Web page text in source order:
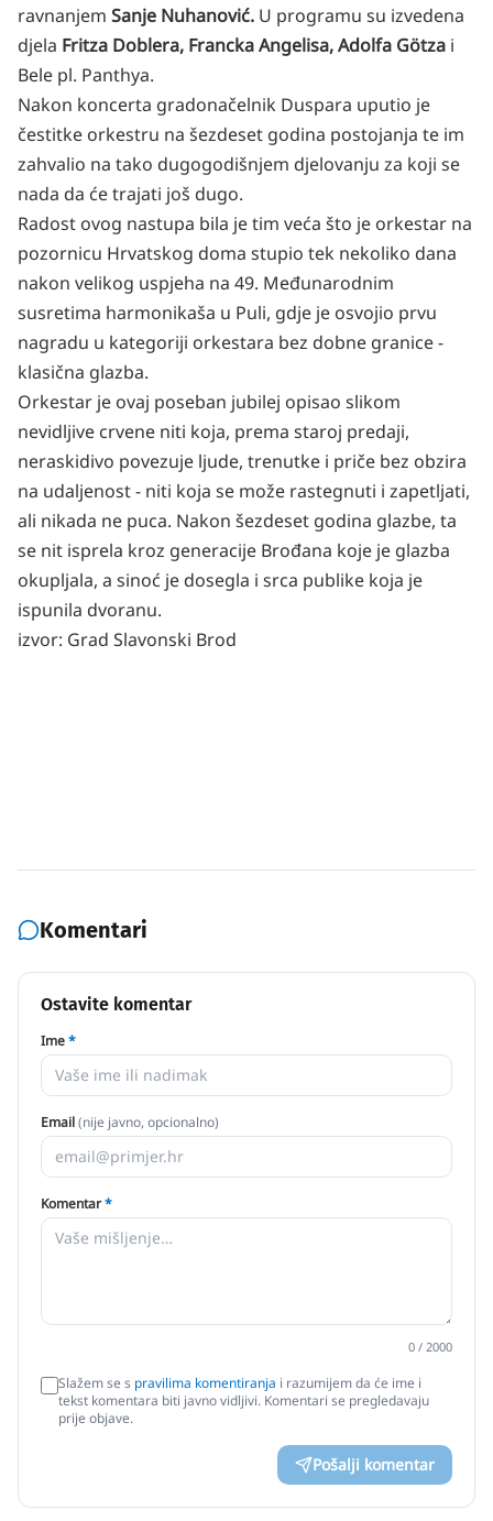
ravnanjem Sanje Nuhanović. U programu su izvedena
djela Fritza Doblera, Francka Angelisa, Adolfa Götza i
Bele pl. Panthya.
Nakon koncerta gradonačelnik Duspara uputio je
čestitke orkestru na šezdeset godina postojanja te im
zahvalio na tako dugogodišnjem djelovanju za koji se
nada da će trajati još dugo.
Radost ovog nastupa bila je tim veća što je orkestar na
pozornicu Hrvatskog doma stupio tek nekoliko dana
nakon velikog uspjeha na 49. Međunarodnim
susretima harmonikaša u Puli, gdje je osvojio prvu
nagradu u kategoriji orkestara bez dobne granice -
klasična glazba.
Orkestar je ovaj poseban jubilej opisao slikom
nevidljive crvene niti koja, prema staroj predaji,
neraskidivo povezuje ljude, trenutke i priče bez obzira
na udaljenost - niti koja se može rastegnuti i zapetljati,
ali nikada ne puca. Nakon šezdeset godina glazbe, ta
se nit isprela kroz generacije Brođana koje je glazba
okupljala, a sinoć je dosegla i srca publike koja je
ispunila dvoranu.
izvor: Grad Slavonski Brod
Komentari
Ostavite komentar
Ime*
Email(nije javno, opcionalno)
Komentar*
0 / 2000
Slažem se s pravilima komentiranja i razumijem da će ime i
tekst komentara biti javno vidljivi. Komentari se pregledavaju
prije objave.
Pošalji komentar